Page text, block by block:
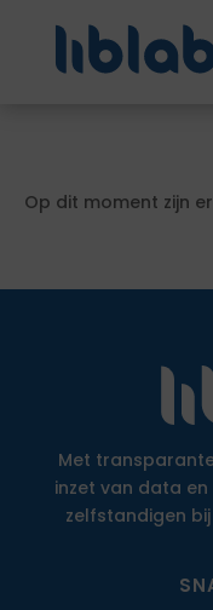
Op dit moment zijn
Met
inzet van data
zelfstandigen